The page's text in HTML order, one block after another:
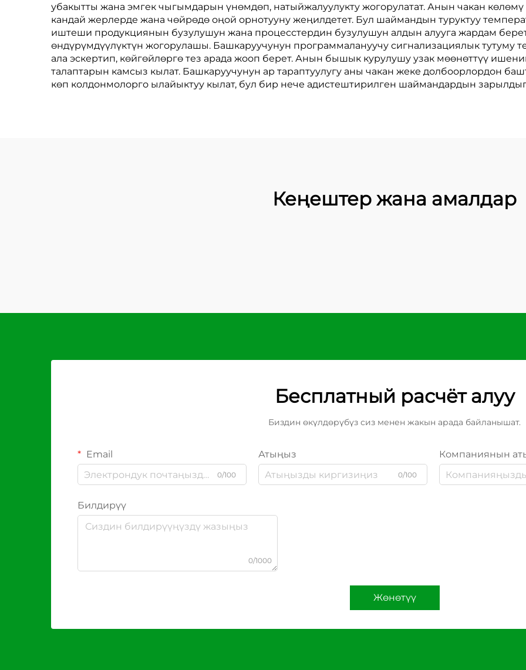
убакытты жана эмгек чыгымдарын үнөмдөп, натыйжалуулукту жогорулатат. Анын чакан
кандай жерлерде жана чөйрөдө оңой орнотууну жеңилдетет. Бул шаймандын туруктуу
иштеши продукциянын бузулушун жана процесстердин бузулушун алдын алууга жардам
өндүрүмдүүлүктүн жогорулашы. Башкаруучунун программалануучу сигнализациялык тутуму
ала эскертип, көйгөйлөргө тез арада жооп берет. Анын бышык курулушу узак мөөнөттүү
талаптарын камсыз кылат. Башкаруучунун ар тараптуулугу аны чакан жеке долбоорлордон
көп колдонмолорго ылайыктуу кылат, бул бир нече адистештирилген шаймандардын
Кеңештер жана амалдар
Бесплатный расчёт алуу
Биздин өкүлдөрүбүз сиз менен жакын арада байланышат.
Email
0/100
Атыңыз
0/100
Компаниянын
Билдирүү
0/1000
Жөнөтүү